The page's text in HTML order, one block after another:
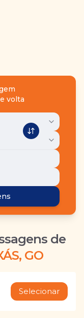
volta
de
GO
Selecionar